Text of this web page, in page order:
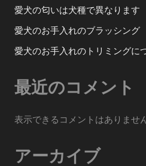
愛犬の匂いは犬種で異なります
愛犬のお手入れのブラッシング
愛犬のお手入れのトリミングに
最近のコメント
表示できるコメントはありません
アーカイブ